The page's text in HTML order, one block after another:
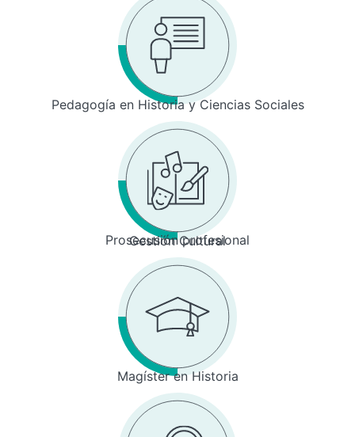
Pedagogía en Historia y Ciencias Sociales
Prosecusión profesional
Gestión Cultural
Magíster en Historia